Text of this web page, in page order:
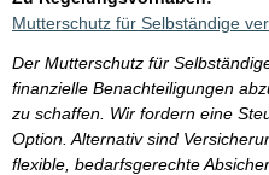
Mutterschutz für Selbständige
Der Mutterschutz für
finanzielle Benachteiligungen
zu schaffen. Wir fordern eine
Option. Alternativ sind
flexible, bedarfsgerechte